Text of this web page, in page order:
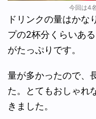
今回は4
ドリンクの量はかな
プの2杯分くらいあ
がたっぷりです。
量が多かったので、
た。とてもおしゃれ
きました。